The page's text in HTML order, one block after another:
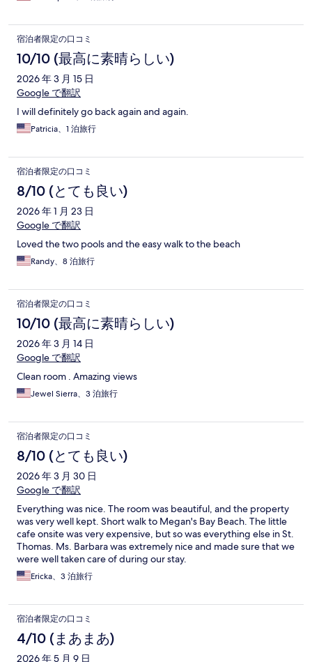
again. The cat sanctuary onsite was a bonus as we love cats.
宿泊者限定の口コミ
10/10 (最高に素晴らしい)
2026 年 3 月 15 日
Google で翻訳
I will definitely go back again and again.
Patricia、1 泊旅行
宿泊者限定の口コミ
8/10 (とても良い)
2026 年 1 月 23 日
Google で翻訳
Loved the two pools and the easy walk to the beach
Randy、8 泊旅行
宿泊者限定の口コミ
10/10 (最高に素晴らしい)
2026 年 3 月 14 日
Google で翻訳
Clean room . Amazing views
Jewel Sierra、3 泊旅行
宿泊者限定の口コミ
8/10 (とても良い)
2026 年 3 月 30 日
Google で翻訳
Everything was nice. The room was beautiful, and the property
was very well kept. Short walk to Megan's Bay Beach. The little
cafe onsite was very expensive, but so was everything else in St.
Thomas. Ms. Barbara was extremely nice and made sure that we
were well taken care of during our stay.
Ericka、3 泊旅行
宿泊者限定の口コミ
4/10 (まあまあ)
2026 年 5 月 9 日